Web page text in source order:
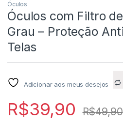
Óculos
Óculos com Filtro
Grau – Proteção
Telas
Adicionar aos meus desejos
R$39,90 R$49,90